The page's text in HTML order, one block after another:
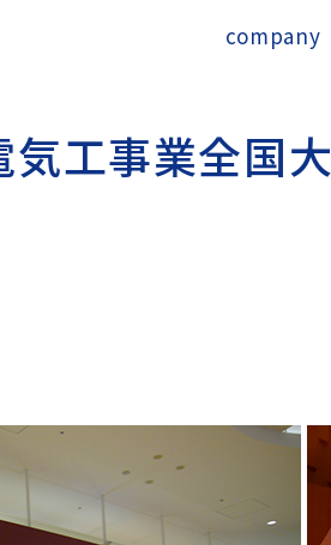
company
気工事業全国大